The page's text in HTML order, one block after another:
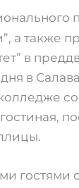
а также
в
в
гостями